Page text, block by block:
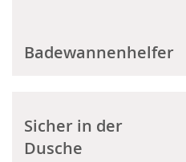
Badewannenhelfer
Sicher in der
Dusche